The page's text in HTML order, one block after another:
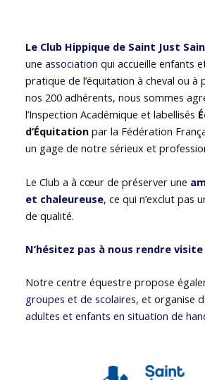
Le Club Hippique de Saint Just
uneassociation qui accueille enfants
pratique de l’équitation à cheval ou à
nos 200 adhérents, nous sommes
l’Inspection Académique et labellisés
d’Équitation par la Fédération
un gage de notre sérieux et
Le Club a à cœur de préserver une
et chaleureuse, ce qui n’exclut pas
de qualité.
N’hésitez pas à nous rendre visite
Notre centre équestre propose
groupes et de scolaires, et organise
adultes et enfants en situation de